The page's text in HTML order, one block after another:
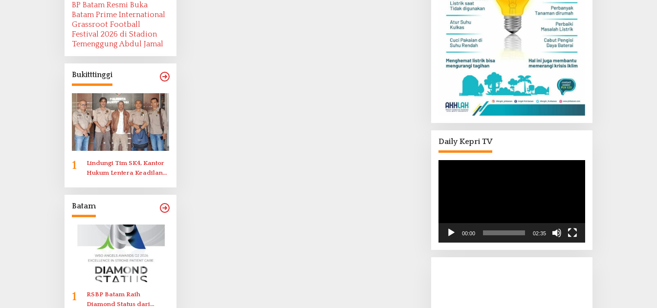
BP Batam Resmi Buka
Batam Prime International
Grassroot Football
Festival 2026 di Stadion
Temenggung Abdul Jamal
Bukitttinggi
1
Lindungi Tim SK4, Kantor
Hukum Lentera Keadilan
Batam
1
RSBP Batam Raih
Diamond Status dari
Daily Kepri TV
00:00 02:35